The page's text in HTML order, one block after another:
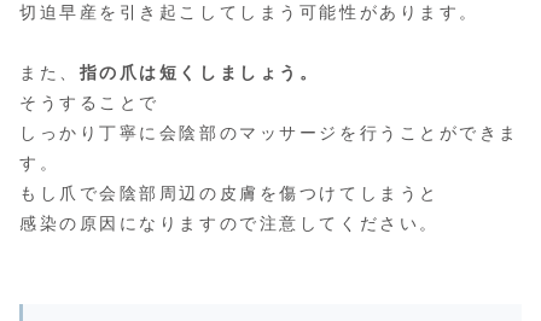
切迫早産を引き起こしてしまう可能性があります。
また、 指の爪は短くしましょう。
そうすることで
しっかり丁寧に会陰部のマッサージを行うことができま
す。
もし爪で会陰部周辺の皮膚を傷つけてしまうと
感染の原因になりますので注意してください。